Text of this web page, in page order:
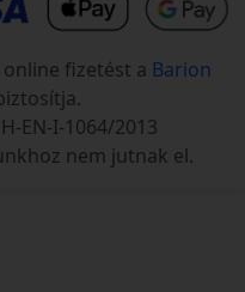
fizetést a Barion
EN-I-1064/2013
nem jutnak el.